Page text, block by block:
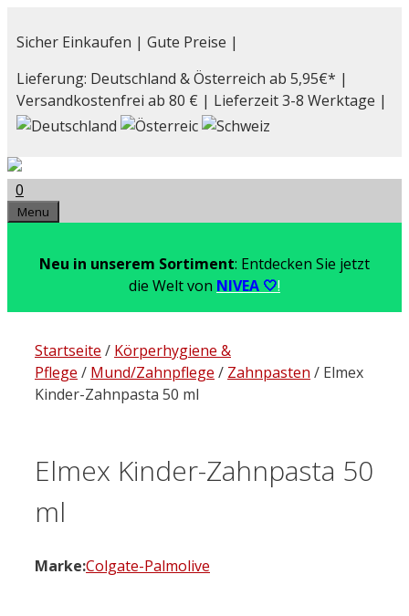
Inhalt
Sicher Einkaufen | Gute Preise |
Lieferung: Deutschland & Österreich ab 5,95€* |
Versandkostenfrei ab 80 € | Lieferzeit 3-8 Werktage |
0
Menu
Neu in unserem Sortiment: Entdecken Sie jetzt
die Welt von NIVEA 🤍!
Startseite / Körperhygiene &
Pflege / Mund/Zahnpflege / Zahnpasten / Elmex
Kinder-Zahnpasta 50 ml
Elmex Kinder-Zahnpasta 50
ml
Marke:Colgate-Palmolive